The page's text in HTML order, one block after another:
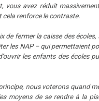
vous avez réduit
cela renforce le contraste.
de fermer la caisse des
les NAP – qui permettaient
les enfants des écoles
nous voterons quand
moyens de se rendre à la